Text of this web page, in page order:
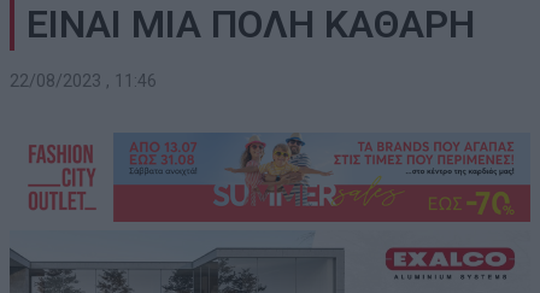
ΕΙΝΑΙ ΜΙΑ ΠΟΛΗ ΚΑΘΑΡΗ
22/08/2023 , 11:46